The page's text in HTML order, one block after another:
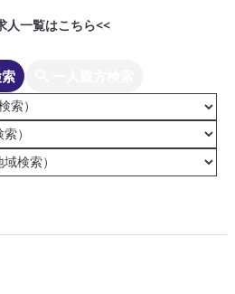
人一覧はこちら<<